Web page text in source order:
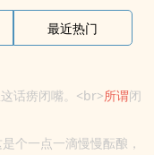
最近热门
话痨闭嘴。<br>所谓闭
无泪：“堵嘴就堵嘴，你
意思，堵...
个一点一滴慢慢酝酿，